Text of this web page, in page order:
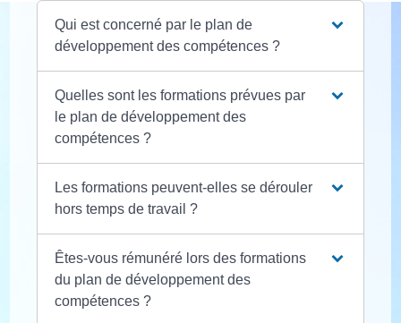
Qui est concerné par le plan de
développement des compétences ?
Quelles sont les formations prévues par
le plan de développement des
compétences ?
Les formations peuvent-elles se dérouler
hors temps de travail ?
Êtes-vous rémunéré lors des formations
du plan de développement des
compétences ?